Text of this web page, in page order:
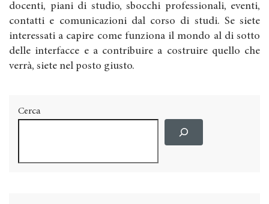
docenti, piani di studio, sbocchi professionali, eventi,
contatti e comunicazioni dal corso di studi. Se siete
interessati a capire come funziona il mondo al di sotto
delle interfacce e a contribuire a costruire quello che
verrà, siete nel posto giusto.
Cerca